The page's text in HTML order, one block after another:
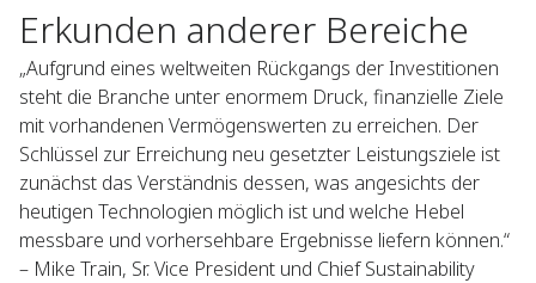
Erkunden anderer Bereiche
„Aufgrund eines weltweiten Rückgangs der Investitionen
steht die Branche unter enormem Druck, finanzielle Ziele
mit vorhandenen Vermögenswerten zu erreichen. Der
Schlüssel zur Erreichung neu gesetzter Leistungsziele ist
zunächst das Verständnis dessen, was angesichts der
heutigen Technologien möglich ist und welche Hebel
messbare und vorhersehbare Ergebnisse liefern können.“
– Mike Train, Sr. Vice President und Chief Sustainability